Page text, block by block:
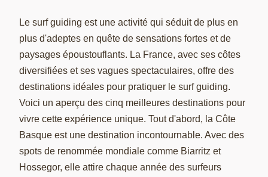
Le surf guiding est une activité qui séduit de plus en
plus d'adeptes en quête de sensations fortes et de
paysages époustouflants. La France, avec ses côtes
diversifiées et ses vagues spectaculaires, offre des
destinations idéales pour pratiquer le surf guiding.
Voici un aperçu des cinq meilleures destinations pour
vivre cette expérience unique. Tout d'abord, la Côte
Basque est une destination incontournable. Avec des
spots de renommée mondiale comme Biarritz et
Hossegor, elle attire chaque année des surfeurs